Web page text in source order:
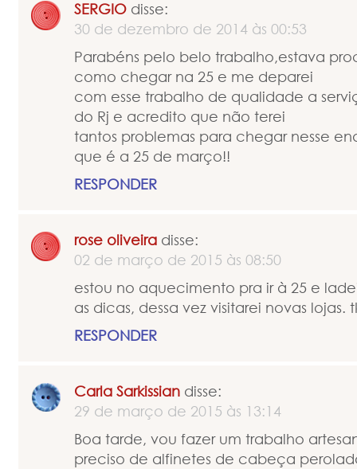
SERGIO disse:
30 de dezembro de 2014 às 00:53
Parabéns pelo belo trabalho,estava
como chegar na 25 e me deparei
com esse trabalho de qualidade a
do Rj e acredito que não terei
tantos problemas para chegar nesse
que é a 25 de março!!
RESPONDER
rose oliveira disse:
02 de março de 2015 às 08:50
estou no aquecimento pra ir à 25 e
as dicas, dessa vez visitarei novas lojas.
RESPONDER
Carla Sarkissian disse:
29 de março de 2015 às 13:14
Boa tarde, vou fazer um trabalho
preciso de alfinetes de cabeça